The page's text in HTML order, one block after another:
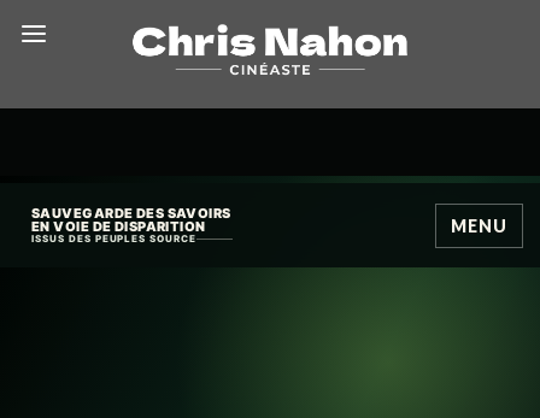
SAUVEGARDE DES SAVOIRS
EN VOIE DE DISPARITION
ISSUS DES PEUPLES SOURCE
MENU